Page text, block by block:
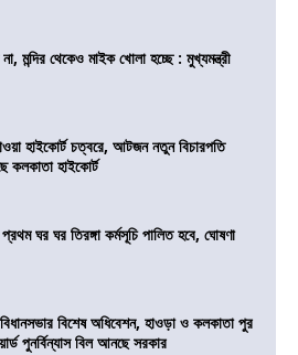
মন্দির থেকেও মাইক খোলা হচ্ছে : মুখ্যমন্ত্রী
হাইকোর্ট চত্বরে, আটজন নতুন বিচারপতি
কলকাতা হাইকোর্ট
ঘর ঘর তিরঙ্গা কর্মসূচি পালিত হবে, ঘোষণা
বিশেষ অধিবেশন, হাওড়া ও কলকাতা পুর
পুনর্বিন্যাস বিল আনছে সরকার